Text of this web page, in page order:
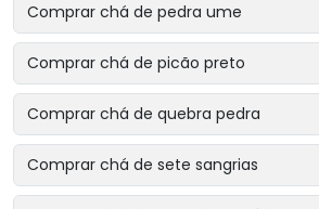
Comprar chá de pedra ume
Comprar chá de picão preto
Comprar chá de quebra pedra
Comprar chá de sete sangrias